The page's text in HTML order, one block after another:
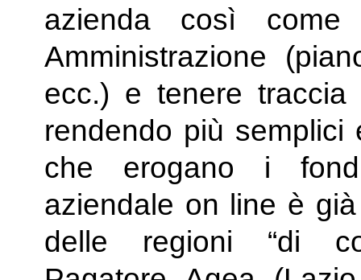
azienda così come
Amministrazione
ecc.) e tenere
rendendo più
che erogano i
aziendale on line è
delle regioni “di